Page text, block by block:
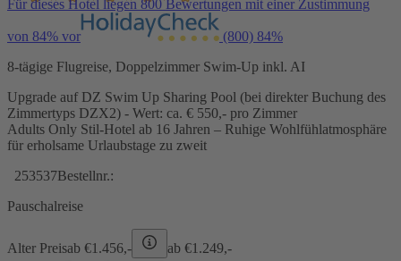
Für dieses Hotel liegen 800 Bewertungen mit einer Zustimmung
von 84% vor (800) 84%
8-tägige Flugreise, Doppelzimmer Swim-Up inkl. AI
Upgrade auf DZ Swim Up Sharing Pool (bei direkter Buchung des
Zimmertyps DZX2) - Wert: ca. € 550,- pro Zimmer
Adults Only Stil-Hotel ab 16 Jahren – Ruhige Wohlfühlatmosphäre
für erholsame Urlaubstage zu zweit
253537Bestellnr.:
Pauschalreise
Alter Preisab €1.456,- ab €1.249,-